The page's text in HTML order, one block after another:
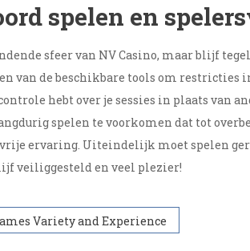
spelen en
sfeer van NV Casino, maar blijf
van de beschikbare tools om restricties
hebt over je sessies in plaats van
spelen te voorkomen dat tot
ervaring. Uiteindelijk moet spelen
veiliggesteld en veel plezier!
Variety and Experience